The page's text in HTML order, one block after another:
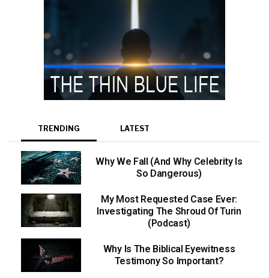
TRENDING LATEST
Why We Fall (And Why Celebrity Is
So Dangerous)
My Most Requested Case Ever:
Investigating The Shroud Of Turin
(Podcast)
Why Is The Biblical Eyewitness
Testimony So Important?